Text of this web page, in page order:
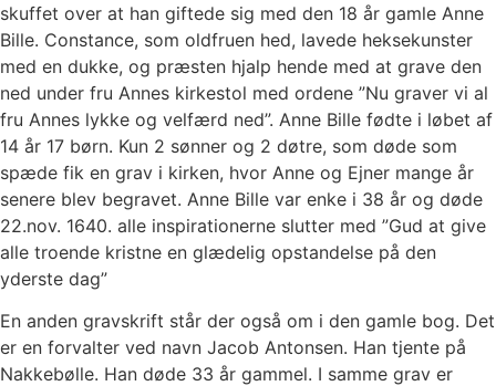
skuffet over at han giftede sig med den 18 år gamle Anne
Bille. Constance, som oldfruen hed, lavede heksekunster
med en dukke, og præsten hjalp hende med at grave den
ned under fru Annes kirkestol med ordene ”Nu graver vi al
fru Annes lykke og velfærd ned”. Anne Bille fødte i løbet af
14 år 17 børn. Kun 2 sønner og 2 døtre, som døde som
spæde fik en grav i kirken, hvor Anne og Ejner mange år
senere blev begravet. Anne Bille var enke i 38 år og døde
22.nov. 1640. alle inspirationerne slutter med ”Gud at give
alle troende kristne en glædelig opstandelse på den
yderste dag”
En anden gravskrift står der også om i den gamle bog. Det
er en forvalter ved navn Jacob Antonsen. Han tjente på
Nakkebølle. Han døde 33 år gammel. I samme grav er